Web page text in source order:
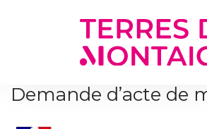
Demande d’acte de